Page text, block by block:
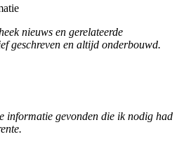
nieuws en gerelateerde
geschreven en altijd onderbouwd.
informatie gevonden die ik nodig had